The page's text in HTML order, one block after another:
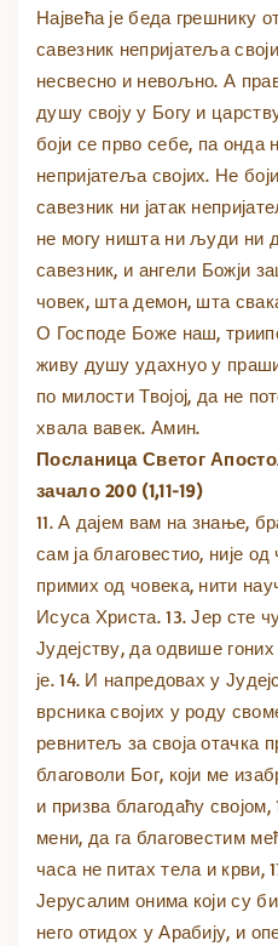
Највећа је беда грешнику
савезник непријатеља
несвесно и невољно. А
душу своју у Богу и
боји се прво себе, па онда
непријатеља својих. Не
савезник ни јатак
не могу ништа ни људи ни
савезник, и ангели Божји
човек, шта демон, шта
О Господе Боже наш,
живу душу удахнуо у
по милости Твојој, да не
хвала вавек. Амин.
Посланица Светог
зачало 200 (1,11-19)
11. А дајем вам на знање,
сам ја благовестио, није од
примих од човека, нити
Исуса Христа. 13. Јер сте
Јудејству, да одвише
је. 14. И напредовах у
врсника својих у роду
ревнитељ за своја отачка
благоволи Бог, који ме
и призва благодаћу
мени, да га благовестим
часа не питах тела и крви,
Јерусалим онима који су
него отидох у Арабију, и